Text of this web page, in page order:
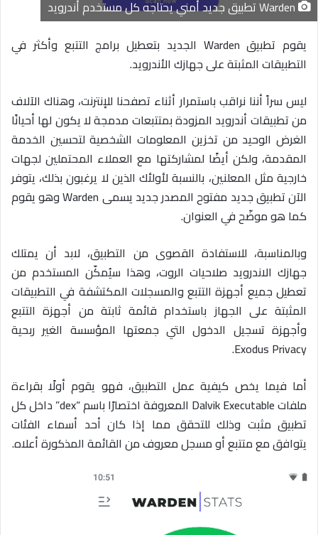
ك
و
ي
ا
يقوم تطبيق Warden الجديد بتعطيل برامج التتبع وأكثر في
التطبيقات المثبتة على جهازك الأندرويد.
ليس سراً أننا نراقب باستمرار أثناء تصفحنا للإنترنت، وهناك الآلاف
من تطبيقات أندرويد المزودة بمتتبعات مدمجة لا يكون لها أحيانًا
الغرض الوحيد من تخزين المعلومات الشخصية لتحسين الخدمة
المقدمة، ولكن أيضًا لمشاركتها مع العملاء المحتملين لجهات
خارجية مثل المعلنين، بالنسبة لأولئك الذين لا يرغبون بذلك، يتوفر
الآن تطبيق جديد مفتوح المصدر جديد يسمى Warden وهو يقوم
كما هو موضّح في العنوان.
وبالمناسبة، للاستفادة القصوى من التطبيق، لابد أن يمتلك
جهازك الاندرويد صلاحيات الروت، وهذا سيُمكّن المستخدم من
تعطيل جميع أجهزة التتبع والمسجلات المكتشفة في التطبيقات
المثبتة على الجهاز باستخدام قائمة ثابتة من أجهزة التتبع
وأجهزة تسجيل الدخول التي جمعتها المؤسسة الغير ربحية
Exodus Privacy.
أما فيما يخص كيفية عمل التطبيق، فهو يقوم أولًا بقراءة
ملفات Dalvik Executable المعروفة اختصارًا باسم “dex” داخل كل
تطبيق مثبت وذلك للتحقق مما إذا كان أحد أسماء الفئات
يتوافق مع متتبع أو مسجل معروف من القائمة المذكورة أعلاه.